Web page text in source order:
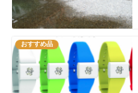
おすすめ品